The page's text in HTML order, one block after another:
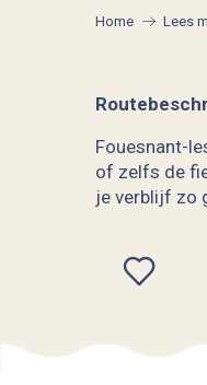
Home Lees
Fouesnant-
of zelfs de
je verblijf zo